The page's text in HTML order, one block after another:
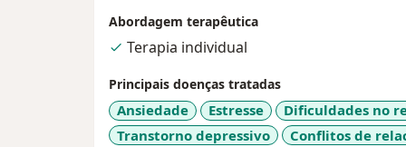
infinitas variáveis que confundem nossos
situação de dúvida, dando a sensação que
Buscar a ajuda de um psicólogo iniciando
paciente a perceber com mais
tais mudanças e escolhas mais
Compreender o que está mantendo o
Abordagem terapêutica
Terapia individual
Principais doenças tratadas
Ansiedade Estresse
Dificuldades no
Transtorno depressivo
Conflitos de